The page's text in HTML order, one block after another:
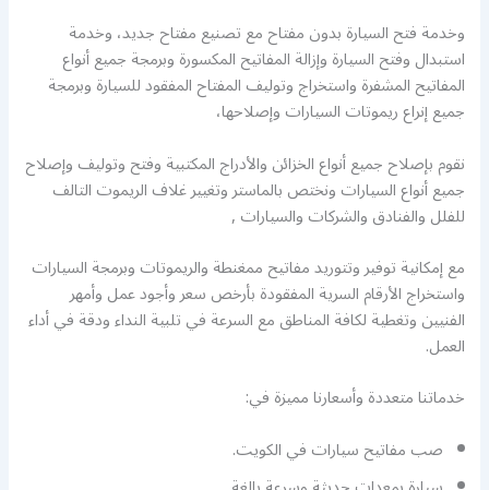
وخدمة فتح السيارة بدون مفتاح مع تصنيع مفتاح جديد، وخدمة
استبدال وفتح السيارة وإزالة المفاتيح المكسورة وبرمجة جميع أنواع
المفاتيح المشفرة واستخراج وتوليف المفتاح المفقود للسيارة وبرمجة
جميع إنراع ريموتات السيارات وإصلاحها،
نقوم بإصلاح جميع أنواع الخزائن والأدراج المكتبية وفتح وتوليف وإصلاح
جميع أنواع السيارات ونختص بالماستر وتغيير غلاف الريموت التالف
للفلل والفنادق والشركات والسيارات ,
مع إمكانية توفير وتتوريد مفاتيح ممغنطة والريموتات وبرمجة السيارات
واستخراج الأرقام السرية المفقودة بأرخص سعر وأجود عمل وأمهر
الفنيين وتغطية لكافة المناطق مع السرعة في تلبية النداء ودقة في أداء
العمل.
خدماتنا متعددة وأسعارنا مميزة في:
صب مفاتيح سيارات في الكويت.